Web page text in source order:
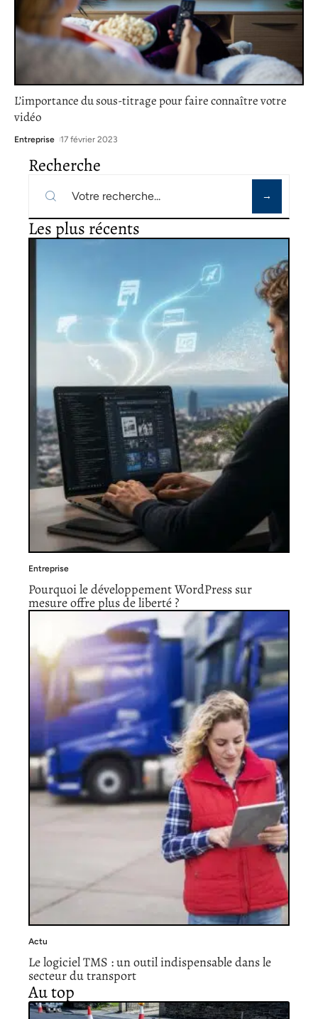
L’importance du sous-titrage pour faire connaître votre
vidéo
Entreprise 17 février 2023
Recherche
Les plus récents
Entreprise
Pourquoi le développement WordPress sur
mesure offre plus de liberté ?
Actu
Le logiciel TMS : un outil indispensable dans le
secteur du transport
Au top